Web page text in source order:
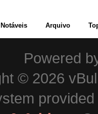
Arquivo
Powered
© 2026